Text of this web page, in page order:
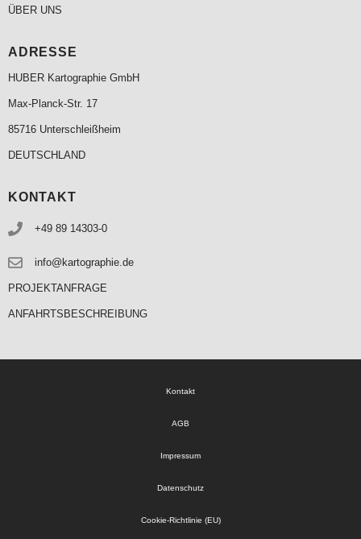
ÜBER UNS
ADRESSE
HUBER Kartographie GmbH
Max-Planck-Str. 17
85716 Unterschleißheim
DEUTSCHLAND
KONTAKT
+49 89 14303-0
info@kartographie.de
PROJEKTANFRAGE
ANFAHRTSBESCHREIBUNG
Kontakt
AGB
Impressum
Datenschutz
Cookie-Richtlinie (EU)